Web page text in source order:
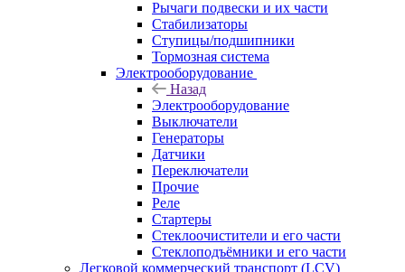
Рычаги подвески и их части
Стабилизаторы
Ступицы/подшипники
Тормозная система
Электрооборудование
Назад
Электрооборудование
Выключатели
Генераторы
Датчики
Переключатели
Прочие
Реле
Стартеры
Стеклоочистители и его части
Стеклоподъёмники и его части
Легковой коммерческий транспорт (LCV)